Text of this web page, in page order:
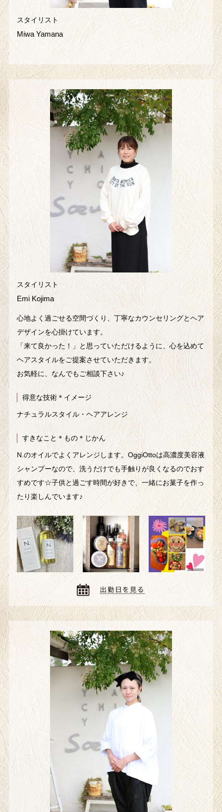
スタイリスト
Miwa Yamana
スタイリスト
Emi Kojima
心地よく過ごせる空間づくり、丁寧なカウンセリングとヘア
デザインを心掛けています。
「来て良かった！」と思っていただけるように、心を込めて
ヘアスタイルをご提案させていただきます。
お気軽に、なんでもご相談下さい♪
得意な技術＊イメージ
ナチュラルスタイル・ヘアアレンジ
すきなこと＊もの＊じかん
N.のオイルでよくアレンジします。OggiOttoは高濃度美容液
シャンプーなので、洗うだけでも手触りが良くなるのでおす
すめです☆子供と過ごす時間が好きで、一緒にお菓子を作っ
たり楽しんでいます♪